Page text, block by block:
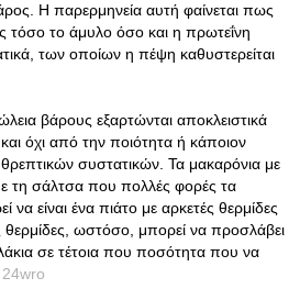
Η παρερμηνεία αυτή φαίνεται πως
τόσο το άμυλο όσο και η πρωτεΐνη
των οποίων η πέψη καθυστερείται
βάρους εξαρτώνται αποκλειστικά
όχι από την ποιότητα ή κάποιον
συστατικών. Τα μακαρόνια με
τη σάλτσα που πολλές φορές τα
να είναι ένα πιάτο με αρκετές θερμίδες
ωστόσο, μπορεί να προσλάβει
σε τέτοια που ποσότητα που να
24wro